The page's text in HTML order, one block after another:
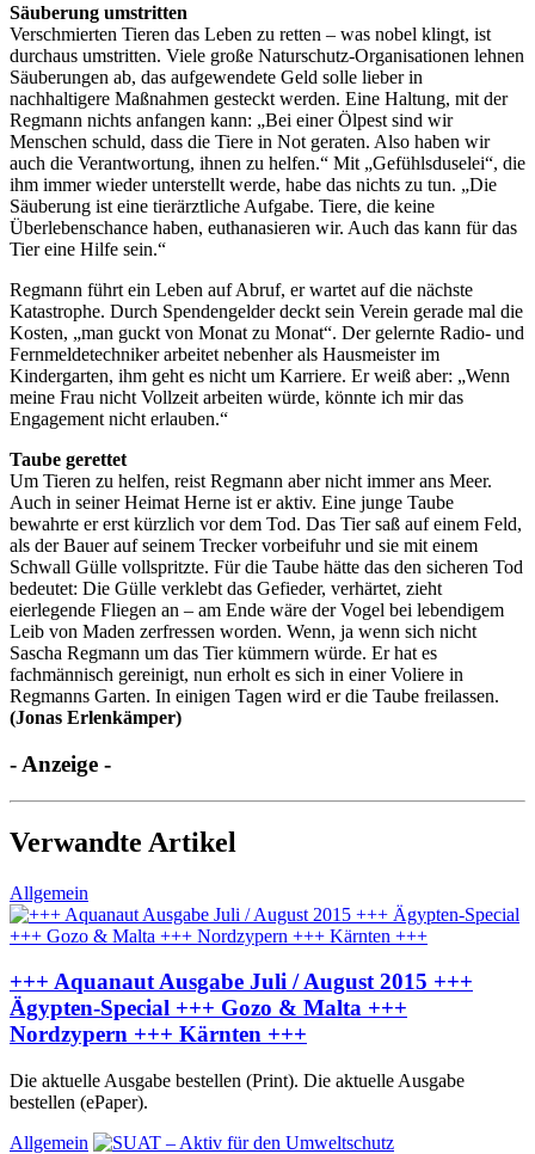
Säuberung umstritten
Verschmierten Tieren das Leben zu retten – was nobel klingt, ist
durchaus umstritten. Viele große Naturschutz-Organisationen lehnen
Säuberungen ab, das aufgewendete Geld solle lieber in
nachhaltigere Maßnahmen gesteckt werden. Eine Haltung, mit der
Regmann nichts anfangen kann: „Bei einer Ölpest sind wir
Menschen schuld, dass die Tiere in Not geraten. Also haben wir
auch die Verantwortung, ihnen zu helfen.“ Mit „Gefühlsduselei“, die
ihm immer wieder unterstellt werde, habe das nichts zu tun. „Die
Säuberung ist eine tierärztliche Aufgabe. Tiere, die keine
Überlebenschance haben, euthanasieren wir. Auch das kann für das
Tier eine Hilfe sein.“
Regmann führt ein Leben auf Abruf, er wartet auf die nächste
Katastrophe. Durch Spendengelder deckt sein Verein gerade mal die
Kosten, „man guckt von Monat zu Monat“. Der gelernte Radio- und
Fernmeldetechniker arbeitet nebenher als Hausmeister im
Kindergarten, ihm geht es nicht um Karriere. Er weiß aber: „Wenn
meine Frau nicht Vollzeit arbeiten würde, könnte ich mir das
Engagement nicht erlauben.“
Taube gerettet
Um Tieren zu helfen, reist Regmann aber nicht immer ans Meer.
Auch in seiner Heimat Herne ist er aktiv. Eine junge Taube
bewahrte er erst kürzlich vor dem Tod. Das Tier saß auf einem Feld,
als der Bauer auf seinem Trecker vorbeifuhr und sie mit einem
Schwall Gülle vollspritzte. Für die Taube hätte das den sicheren Tod
bedeutet: Die Gülle verklebt das Gefieder, verhärtet, zieht
eierlegende Fliegen an – am Ende wäre der Vogel bei lebendigem
Leib von Maden zerfressen worden. Wenn, ja wenn sich nicht
Sascha Regmann um das Tier kümmern würde. Er hat es
fachmännisch gereinigt, nun erholt es sich in einer Voliere in
Regmanns Garten. In einigen Tagen wird er die Taube freilassen.
(Jonas Erlenkämper)
- Anzeige -
Verwandte Artikel
Allgemein
+++ Aquanaut Ausgabe Juli / August 2015 +++
Ägypten-Special +++ Gozo & Malta +++
Nordzypern +++ Kärnten +++
Die aktuelle Ausgabe bestellen (Print). Die aktuelle Ausgabe
bestellen (ePaper).
Allgemein